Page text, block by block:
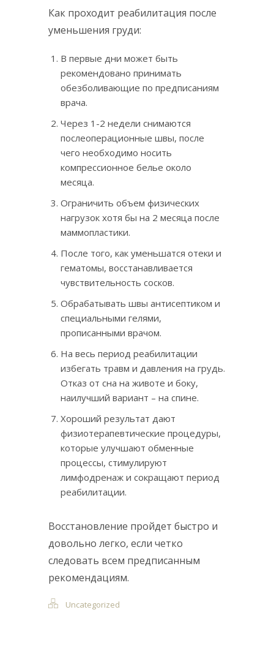
Как проходит реабилитация после
уменьшения груди:
В первые дни может быть
рекомендовано принимать
обезболивающие по предписаниям
врача.
Через 1-2 недели снимаются
послеоперационные швы, после
чего необходимо носить
компрессионное белье около
месяца.
Ограничить объем физических
нагрузок хотя бы на 2 месяца после
маммопластики.
После того, как уменьшатся отеки и
гематомы, восстанавливается
чувствительность сосков.
Обрабатывать швы антисептиком и
специальными гелями,
прописанными врачом.
На весь период реабилитации
избегать травм и давления на грудь.
Отказ от сна на животе и боку,
наилучший вариант – на спине.
Хороший результат дают
физиотерапевтические процедуры,
которые улучшают обменные
процессы, стимулируют
лимфодренаж и сокращают период
реабилитации.
Восстановление пройдет быстро и
довольно легко, если четко
следовать всем предписанным
рекомендациям.
Uncategorized